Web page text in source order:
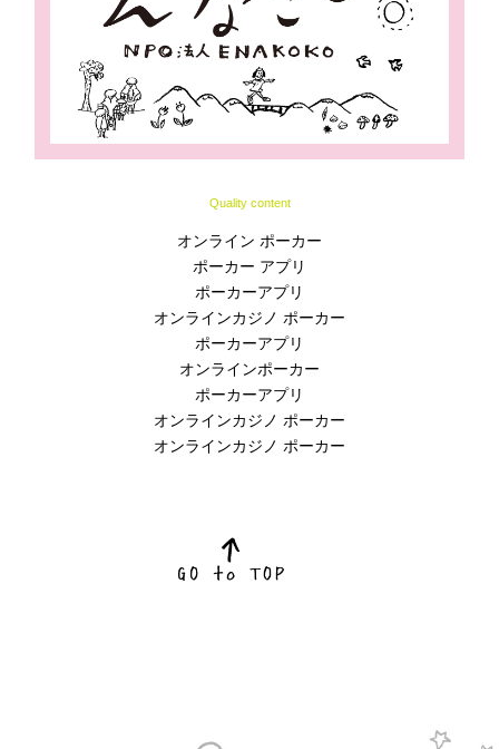
Quality content
オンライン ポーカー
ポーカー アプリ
ポーカーアプリ
オンラインカジノ ポーカー
ポーカーアプリ
オンラインポーカー
ポーカーアプリ
オンラインカジノ ポーカー
オンラインカジノ ポーカー